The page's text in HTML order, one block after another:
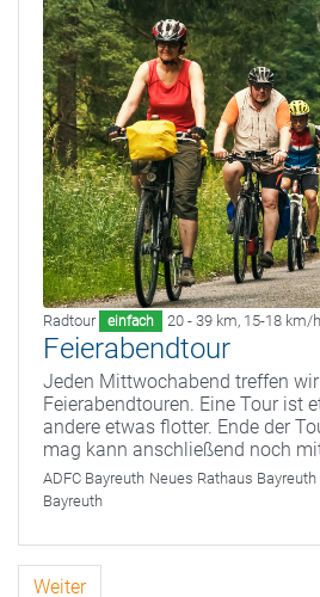
Radtour einfach 20 - 39 km, 15-18 km/h
Feierabendtour
Jeden Mittwochabend treffen
Feierabendtouren. Eine Tour ist
andere etwas flotter. Ende der
mag kann anschließend noch
ADFC Bayreuth Neues Rathaus
Bayreuth
Weiter